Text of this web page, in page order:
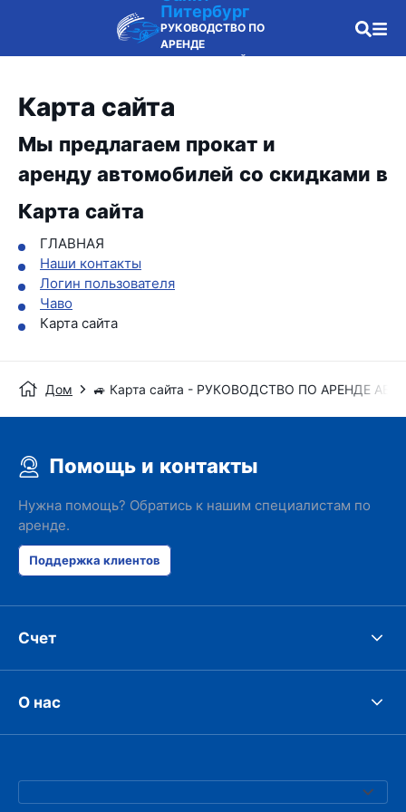
Питербург
РУКОВОДСТВО ПО
АРЕНДЕ
АВТОМОБИЛЕЙ
Карта сайта
Мы предлагаем прокат и
аренду автомобилей со скидками в
Карта сайта
ГЛАВНАЯ
Наши контакты
Логин пользователя
Чаво
Карта сайта
Дом 🚙 Карта сайта - РУКОВОДСТВО ПО АРЕНДЕ
Помощь и контакты
Нужна помощь? Обратись к нашим специалистам по
аренде.
Поддержка клиентов
Счет
О нас